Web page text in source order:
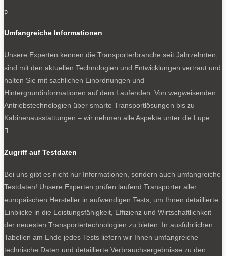
p
Umfangreiche Informationen
Unsere Experten kennen die Transporterbranche seit Jahrzehnten,
sind mit den aktuellen Technologien und Entwicklungen vertraut und
halten Sie mit sachlichen Einordnungen und
Hintergrundinformationen auf dem Laufenden. Von wegweisenden
Antriebstechnologien über smarte Transportlösungen bis zu
Kabinenausstattungen – wir nehmen alle Aspekte unter die Lupe.

Zugriff auf Testdaten
Bei uns gibt es nicht nur Informationen, sondern auch umfangreiche
Testdaten! Unsere Experten prüfen laufend Transporter aller
europäischen Hersteller in aufwendigen Tests, um Ihnen detaillierte
Einblicke in die Leistungsfähigkeit, Effizienz und Wirtschaftlichkeit
der neuesten Transportertechnologien zu bieten. In ausführlichen
Tabellen am Ende jedes Tests liefern wir Ihnen umfangreiche
technische Daten und detaillierte Verbrauchsergebnisse zu den